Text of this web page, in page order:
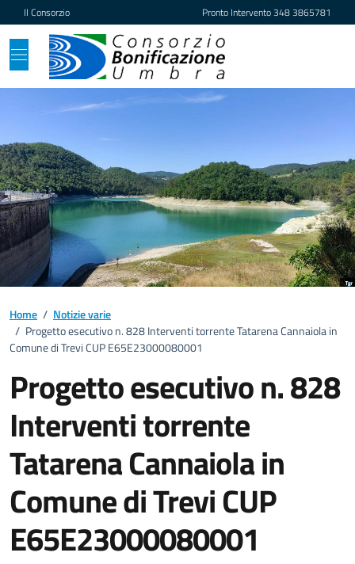
Vai ai contenuti
Vai al footer
Il Consorzio Pronto Intervento348 3865781
Home / Notizie varie
/ Progetto esecutivo n. 828 Interventi torrente Tatarena Cannaiola in
Comune di Trevi CUP E65E23000080001
Progetto esecutivo n. 828
Interventi torrente
Tatarena Cannaiola in
Comune di Trevi CUP
E65E23000080001